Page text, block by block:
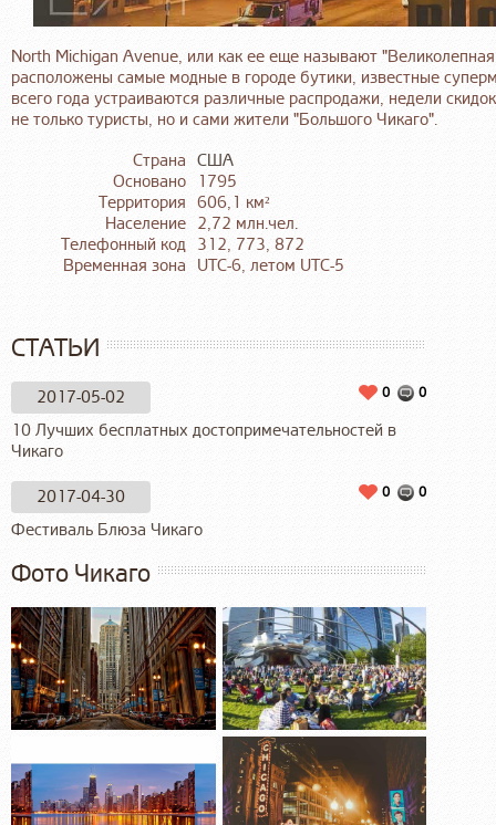
North Michigan Avenue, или как ее еще называют
расположены самые модные в городе бутики, известные
всего года устраиваются различные распродажи, недели
не только туристы, но и сами жители "Большого Чикаго".
Страна США
Основано
1795
Территория 606,1 км²
Население 2,72 млн.чел.
Телефонный код 312, 773, 872
Временная зона
UTC-6, летом UTC-5
СТАТЬИ
2017-05-02 0
0
10 Лучших бесплатных достопримечательностей в
Чикаго
2017-04-30 0
0
Фестиваль Блюза Чикаго
Фото Чикаго